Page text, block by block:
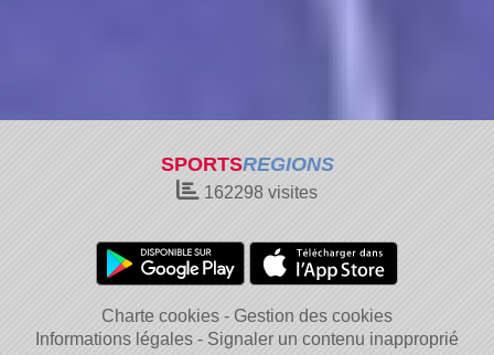
SPORTSREGIONS
162298 visites
Charte cookies
Gestion des cookies
Informations légales
Signaler un contenu inapproprié